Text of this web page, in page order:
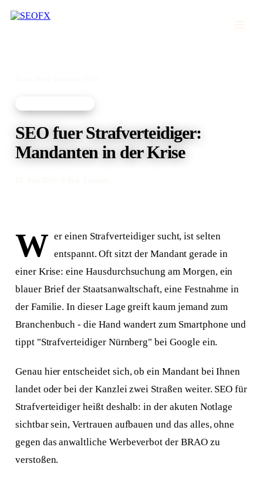
SEO fuer Strafverteidiger:
Mandanten in der Krise
W
er einen Strafverteidiger sucht, ist selten
entspannt. Oft sitzt der Mandant gerade in
einer Krise: eine Hausdurchsuchung am Morgen, ein
blauer Brief der Staatsanwaltschaft, eine Festnahme in
der Familie. In dieser Lage greift kaum jemand zum
Branchenbuch - die Hand wandert zum Smartphone und
tippt "Strafverteidiger Nürnberg" bei Google ein.
Genau hier entscheidet sich, ob ein Mandant bei Ihnen
landet oder bei der Kanzlei zwei Straßen weiter. SEO für
Strafverteidiger heißt deshalb: in der akuten Notlage
sichtbar sein, Vertrauen aufbauen und das alles, ohne
gegen das anwaltliche Werbeverbot der BRAO zu
verstoßen.